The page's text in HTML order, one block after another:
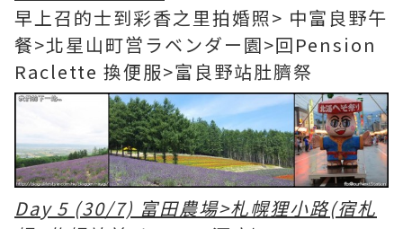
早上召的士到彩香之里拍婚照> 中富良野午
餐>北星山町営ラベンダー園>回Pension
Raclette 換便服>富良野站肚臍祭
Day 5 (30/7) 富田農場>札幌狸小路(宿札